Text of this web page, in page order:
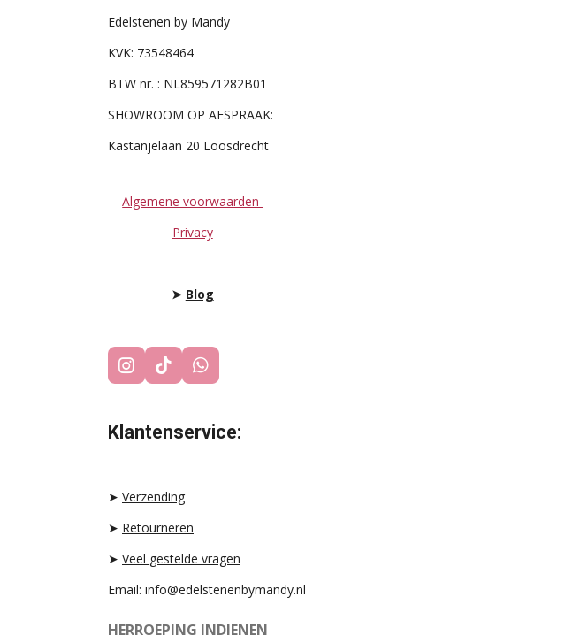
Edelstenen by Mandy
KVK: 73548464
BTW nr. : NL859571282B01
SHOWROOM OP AFSPRAAK:
Kastanjelaan 20 Loosdrecht
Algemene voorwaarden
Privacy
➤ Blog
I
N
A
A
M
T
I
O
W
H
S
Klantenservice:
➤ Verzending
➤ Retourneren
➤ Veel gestelde vragen
Email: info@edelstenenbymandy.nl
HERROEPING INDIENEN